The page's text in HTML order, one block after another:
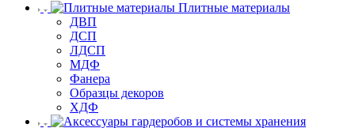
Плитные материалы
ДВП
ДСП
ЛДСП
МДФ
Фанера
Образцы декоров
ХДФ